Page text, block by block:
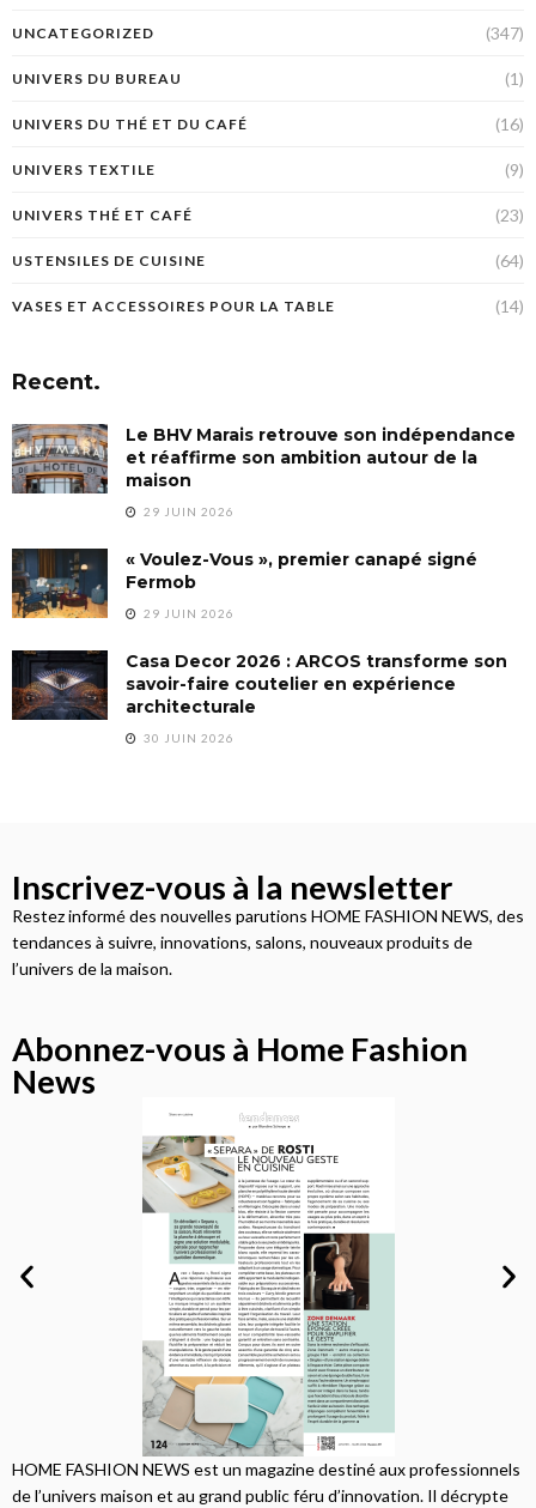
UNCATEGORIZED (347)
UNIVERS DU BUREAU (1)
UNIVERS DU THÉ ET DU CAFÉ (16)
UNIVERS TEXTILE (9)
UNIVERS THÉ ET CAFÉ (23)
USTENSILES DE CUISINE (64)
VASES ET ACCESSOIRES POUR LA TABLE (14)
Recent.
Le BHV Marais retrouve son indépendance
et réaffirme son ambition autour de la
maison
29 JUIN 2026
« Voulez-Vous », premier canapé signé
Fermob
29 JUIN 2026
Casa Decor 2026 : ARCOS transforme son
savoir-faire coutelier en expérience
architecturale
30 JUIN 2026
Inscrivez-vous à la newsletter
Restez informé des nouvelles parutions HOME FASHION NEWS, des
tendances à suivre, innovations, salons, nouveaux produits de
l’univers de la maison.
Abonnez-vous à Home Fashion
News
HOME FASHION NEWS est un magazine destiné aux professionnels
de l’univers maison et au grand public féru d’innovation. Il décrypte